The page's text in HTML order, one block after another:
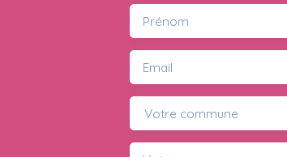
Prénom
Email
Votre commune